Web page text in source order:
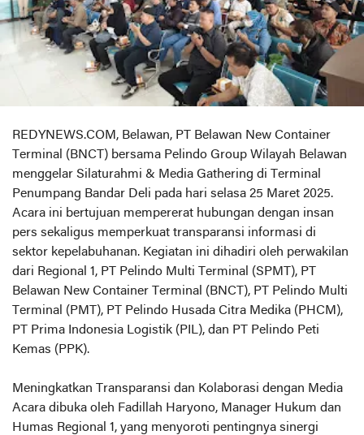
REDYNEWS.COM, Belawan, PT Belawan New Container
Terminal (BNCT) bersama Pelindo Group Wilayah Belawan
menggelar Silaturahmi & Media Gathering di Terminal
Penumpang Bandar Deli pada hari selasa 25 Maret 2025.
Acara ini bertujuan mempererat hubungan dengan insan
pers sekaligus memperkuat transparansi informasi di
sektor kepelabuhanan. Kegiatan ini dihadiri oleh perwakilan
dari Regional 1, PT Pelindo Multi Terminal (SPMT), PT
Belawan New Container Terminal (BNCT), PT Pelindo Multi
Terminal (PMT), PT Pelindo Husada Citra Medika (PHCM),
PT Prima Indonesia Logistik (PIL), dan PT Pelindo Peti
Kemas (PPK).
Meningkatkan Transparansi dan Kolaborasi dengan Media
Acara dibuka oleh Fadillah Haryono, Manager Hukum dan
Humas Regional 1, yang menyoroti pentingnya sinergi